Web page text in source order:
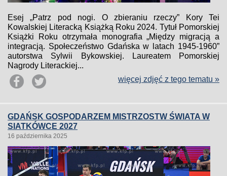
Esej „Patrz pod nogi. O zbieraniu rzeczy” Kory Tei
Kowalskiej Literacką Książką Roku 2024. Tytuł Pomorskiej
Książki Roku otrzymała monografia „Między migracją a
integracją. Społeczeństwo Gdańska w latach 1945-1960”
autorstwa Sylwii Bykowskiej. Laureatem Pomorskiej
Nagrody Literackiej...
więcej zdjęć z tego tematu »
GDAŃSK GOSPODARZEM MISTRZOSTW ŚWIATA W
SIATKÓWCE 2027
16 października 2025